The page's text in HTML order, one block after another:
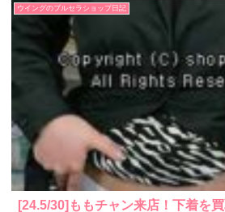
ウイングのブルセラショップ日記
[24.5/30]ももチャン来店！下着を